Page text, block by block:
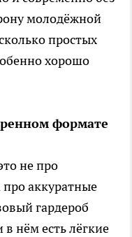
молодёжной
простых
хорошо
формате
не про
аккуратные
гардероб
нём есть лёгкие